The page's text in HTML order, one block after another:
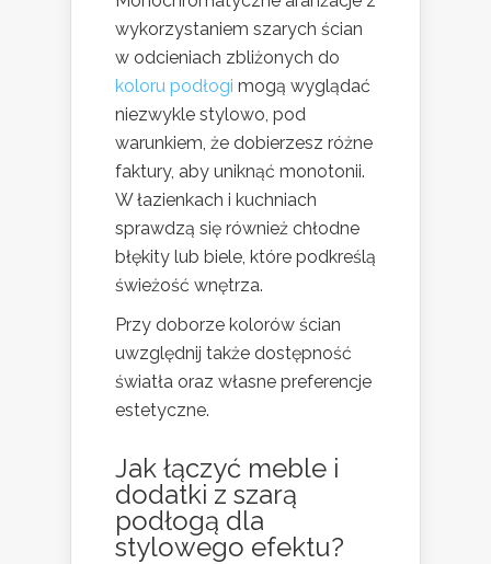
wykorzystaniem szarych ścian
w odcieniach zbliżonych do
koloru podłogi mogą wyglądać
niezwykle stylowo, pod
warunkiem, że dobierzesz różne
faktury, aby uniknąć monotonii.
W łazienkach i kuchniach
sprawdzą się również chłodne
błękity lub biele, które podkreślą
świeżość wnętrza.
Przy doborze kolorów ścian
uwzględnij także dostępność
światła oraz własne preferencje
estetyczne.
Jak łączyć meble i
dodatki z szarą
podłogą dla
stylowego efektu?